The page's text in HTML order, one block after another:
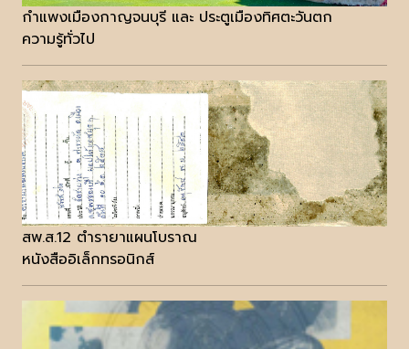
กำแพงเมืองกาญจนบุรี และ ประตูเมืองทิศตะวันตก
ความรู้ทั่วไป
สพ.ส.12 ตำรายาแผนโบราณ
หนังสืออิเล็กทรอนิกส์